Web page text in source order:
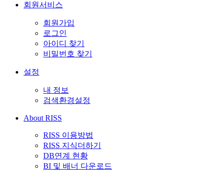
회원서비스
회원가입
로그인
아이디 찾기
비밀번호 찾기
설정
내 정보
검색환경설정
About RISS
RISS 이용방법
RISS 지식더하기
DB연계 현황
BI 및 배너 다운로드